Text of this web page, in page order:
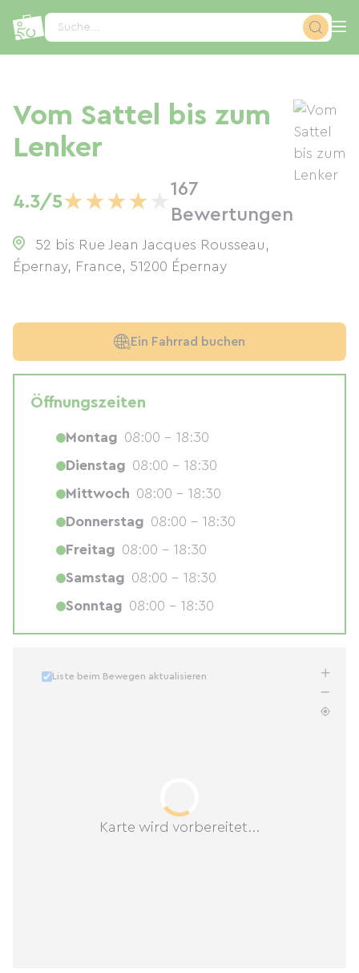
Suche...
Vom Sattel bis zum
Lenker
4.3/5★★★★
167
Bewertungen
52 bis Rue Jean Jacques Rousseau,
Épernay, France, 51200 Épernay
Karte wird vorbereitet...
Liste beim Bewegen aktualisieren
Ein Fahrrad buchen
Öffnungszeiten
Montag 08:00 - 18:30
Dienstag 08:00 - 18:30
Mittwoch 08:00 - 18:30
Donnerstag 08:00 - 18:30
Freitag 08:00 - 18:30
Samstag 08:00 - 18:30
Sonntag 08:00 - 18:30
Cookie-Einstellungen